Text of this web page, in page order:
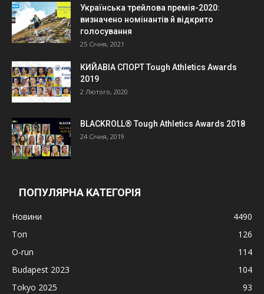
Українська трейлова премія-2020:
визначено номінантів й відкрито
голосування
25 Січня, 2021
КИЙАВІА СПОРТ Tough Athletics Awards
2019
2 Лютого, 2020
BLACKROLL® Tough Athletics Awards 2018
24 Січня, 2019
ПОПУЛЯРНА КАТЕГОРІЯ
Новини
4490
Топ
126
O-run
114
Budapest 2023
104
Tokyo 2025
93